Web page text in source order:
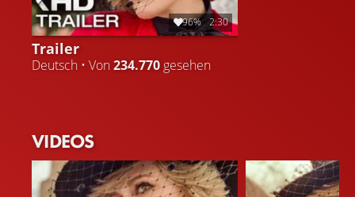
96% 2:30
Trailer
Deutsch • Von234.770 gesehen
VIDEOS